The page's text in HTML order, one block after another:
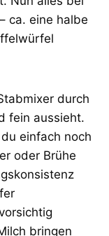
ca. eine halbe
durch
fein aussieht.
einfach noch
oder Brühe
bringen